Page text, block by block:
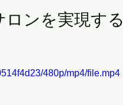
ンを実現する
480p/mp4/file.mp4